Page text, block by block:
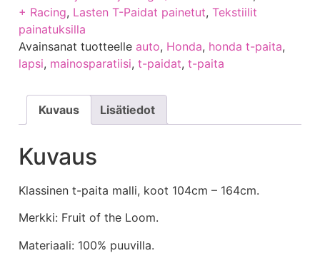
+ Racing, Lasten T-Paidat painetut, Tekstiilit
painatuksilla
Avainsanat tuotteelle auto, Honda, honda t-paita,
lapsi, mainosparatiisi, t-paidat, t-paita
Kuvaus Lisätiedot
Kuvaus
Klassinen t-paita malli, koot 104cm – 164cm.
Merkki: Fruit of the Loom.
Materiaali: 100% puuvilla.